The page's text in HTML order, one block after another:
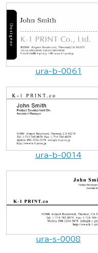
ura-b-0061
ura-b-0014
ura-s-0008